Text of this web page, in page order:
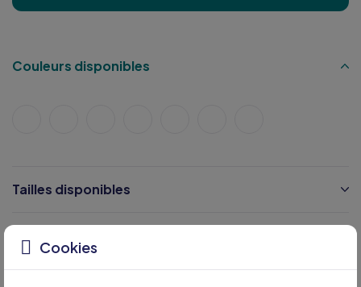
Couleurs disponibles
Tailles disponibles
Cookies